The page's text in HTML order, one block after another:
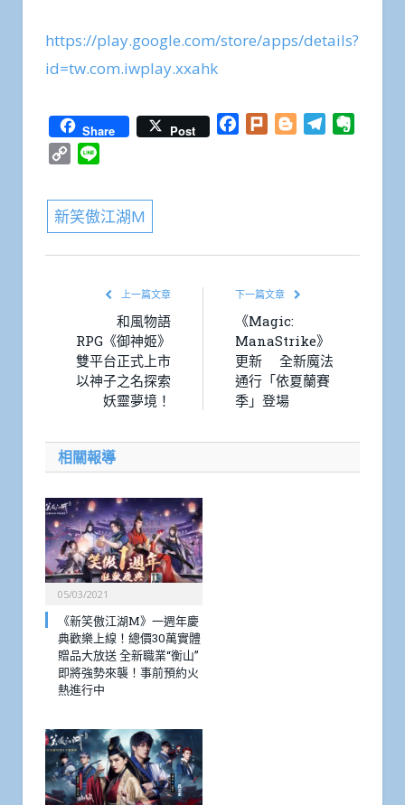
https://play.google.com/store/apps/details?
id=tw.com.iwplay.xxahk
Share Post Facebook
Plurk BloggerTelegram
Copy
新笑傲江湖M
上一篇文章
和風物語
RPG《御神姬》
雙平台正式上市
以神子之名探索
妖靈夢境！
下一篇文章
《Magic:
ManaStrike》
更新 全新魔法
通行「依夏蘭賽
季」登場
相關報導
05/03/2021
《新笑傲江湖M》一週年慶
典歡樂上線！總價30萬實體
贈品大放送 全新職業“衡山”
即將強勢來襲！事前預約火
熱進行中